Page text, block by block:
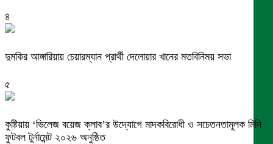
৪
দুমকির আঙ্গারিয়ায় চেয়ারম্যান প্রার্থী দেলোয়ার খানের মতবিনিময় সভা
৫
কুষ্টিয়ায় ‘ভিলেজ বয়েজ ক্লাব’র উদ্যোগে মাদকবিরোধী ও সচেতনতামূলক মিনি
ফুটবল টুর্নামেন্ট ২০২৬ অনুষ্ঠিত